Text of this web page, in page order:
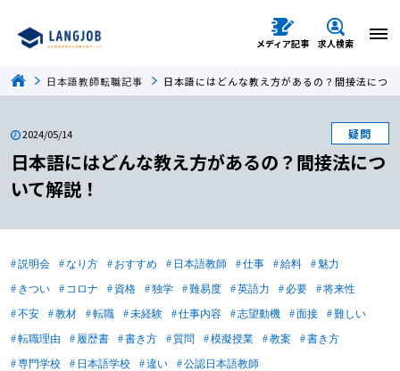
メディア記事 求人検索
日本語教師転職記事 日本語にはどんな教え方があるの？間接法につ
2024/05/14 疑問
日本語にはどんな教え方があるの？間接法につ
いて解説！
説明会 なり方 おすすめ 日本語教師 仕事 給料
魅力
きつい
コロナ 資格 独学 難易度 英語力 必要
将来性
不安
教材 転職 未経験 仕事内容 志望動機 面接
難しい
転職理由
履歴書 書き方 質問 模擬授業 教案
書き方
専門学校
日本語学校 違い
公認日本語教師